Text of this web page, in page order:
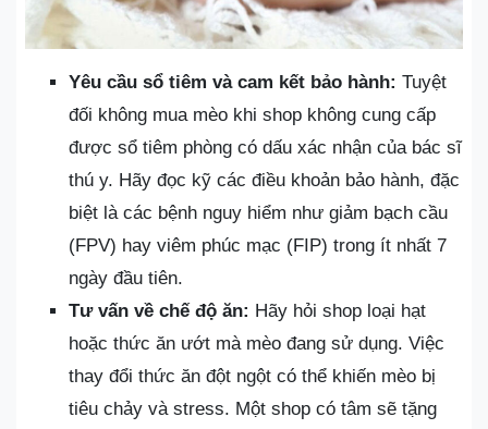
Yêu cầu sổ tiêm và cam kết bảo hành: Tuyệt
đối không mua mèo khi shop không cung cấp
được sổ tiêm phòng có dấu xác nhận của bác sĩ
thú y. Hãy đọc kỹ các điều khoản bảo hành, đặc
biệt là các bệnh nguy hiểm như giảm bạch cầu
(FPV) hay viêm phúc mạc (FIP) trong ít nhất 7
ngày đầu tiên.
Tư vấn về chế độ ăn: Hãy hỏi shop loại hạt
hoặc thức ăn ướt mà mèo đang sử dụng. Việc
thay đổi thức ăn đột ngột có thể khiến mèo bị
tiêu chảy và stress. Một shop có tâm sẽ tặng